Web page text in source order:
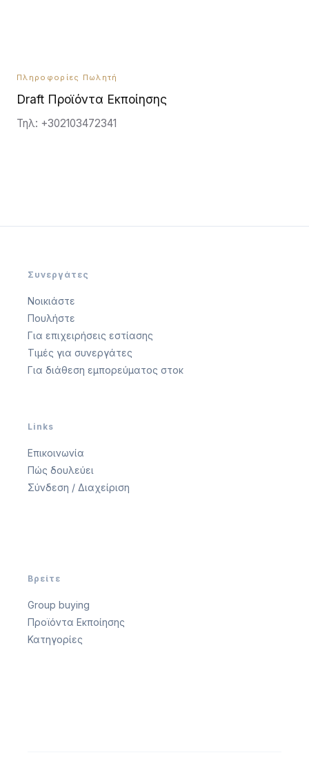
Πληροφορίες Πωλητή
Draft Προϊόντα Εκποίησης
Τηλ: +302103472341
Συνεργάτες
Νοικιάστε
Πουλήστε
Για επιχειρήσεις εστίασης
Τιμές για συνεργάτες
Για διάθεση εμπορεύματος στοκ
Links
Επικοινωνία
Πώς δουλεύει
Σύνδεση / Διαχείριση
Βρείτε
Group buying
Προϊόντα Εκποίησης
Κατηγορίες